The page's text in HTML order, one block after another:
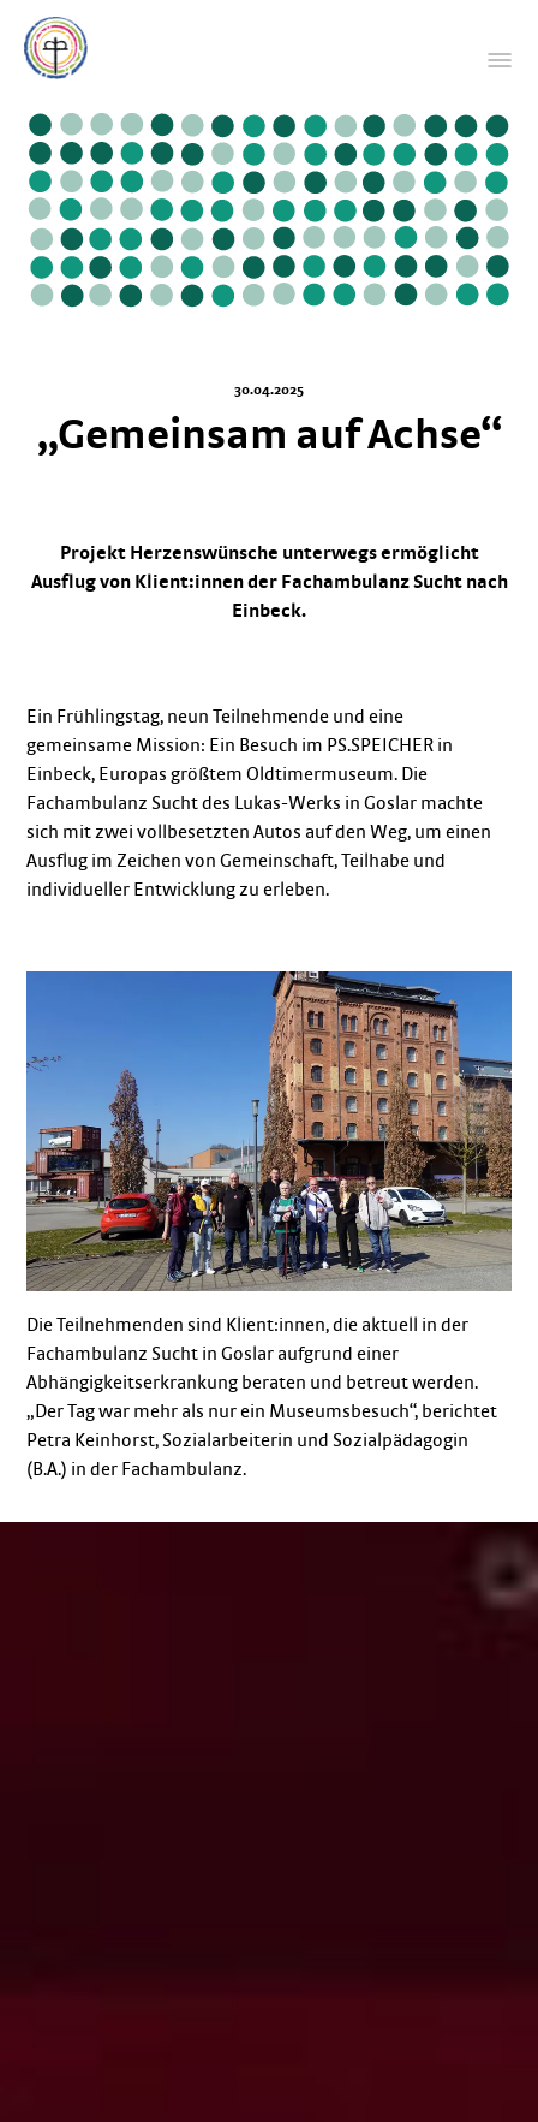
30.04.2025
„Gemeinsam auf Achse“
Projekt Herzenswünsche unterwegs ermöglicht
Ausflug von Klient:innen der Fachambulanz Sucht nach
Einbeck.
Ein Frühlingstag, neun Teilnehmende und eine
gemeinsame Mission: Ein Besuch im PS.SPEICHER in
Einbeck, Europas größtem Oldtimermuseum. Die
Fachambulanz Sucht des Lukas-Werks in Goslar machte
sich mit zwei vollbesetzten Autos auf den Weg, um einen
Ausflug im Zeichen von Gemeinschaft, Teilhabe und
individueller Entwicklung zu erleben.
Die Teilnehmenden sind Klient:innen, die aktuell in der
Fachambulanz Sucht in Goslar aufgrund einer
Abhängigkeitserkrankung beraten und betreut werden.
„Der Tag war mehr als nur ein Museumsbesuch“, berichtet
Petra Keinhorst, Sozialarbeiterin und Sozialpädagogin
(B.A.) in der Fachambulanz.